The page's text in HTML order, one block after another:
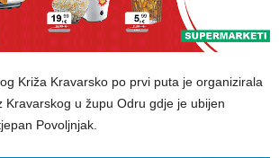
Križa Kravarsko po prvi puta je organizirala
Kravarskog u župu Odru gdje je ubijen
Povoljnjak.